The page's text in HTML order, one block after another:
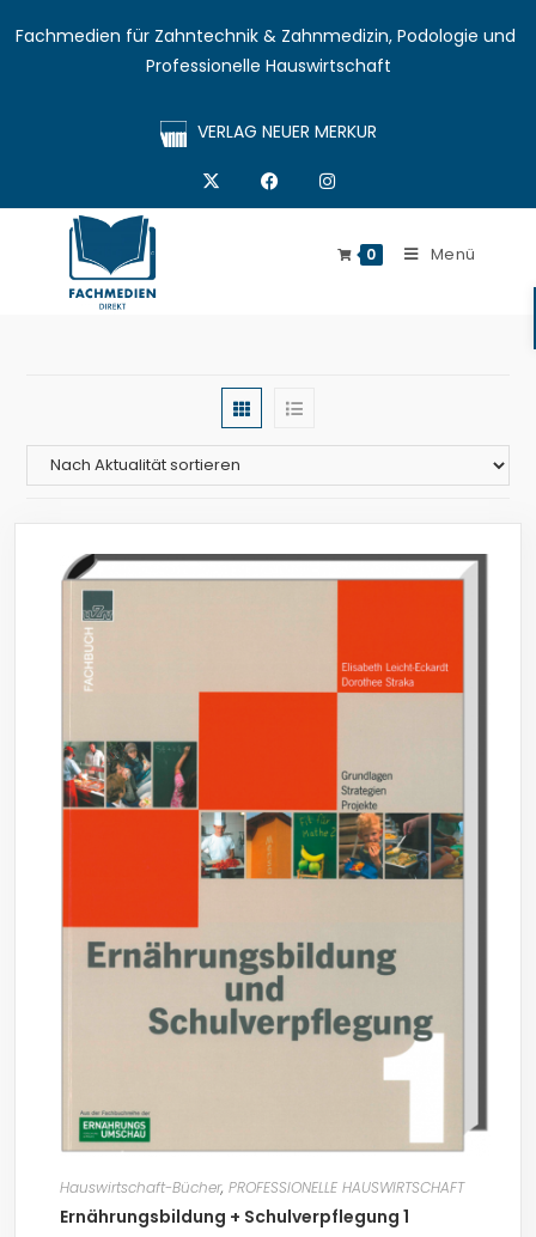
Fachmedien für Zahntechnik & Zahnmedizin, Podologie und
Professionelle Hauswirtschaft
VERLAG NEUER MERKUR
0 Menü
Hauswirtschaft-Bücher, PROFESSIONELLE HAUSWIRTSCHAFT
Ernährungsbildung + Schulverpflegung 1